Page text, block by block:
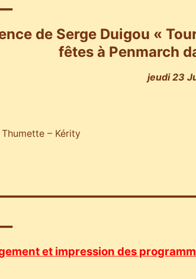
de Serge Duigou «
fêtes à Penmarch
jeudi 23
– Kérity
et impression des